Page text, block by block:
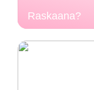
Raskaana?